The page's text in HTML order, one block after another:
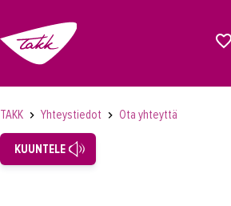
OPISKELIJAKSI
YRITYKSILLE
TAKK Yhteystiedot Ota yhteyttä
KUUNTELE